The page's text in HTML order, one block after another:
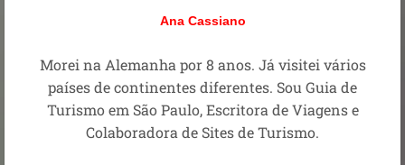
Ana Cassiano
Morei na Alemanha por 8 anos. Já visitei vários
países de continentes diferentes. Sou Guia de
Turismo em São Paulo, Escritora de Viagens e
Colaboradora de Sites de Turismo.